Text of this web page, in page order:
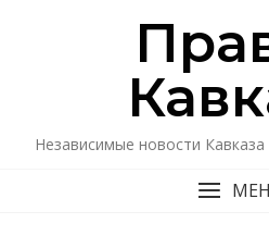
Независимые новости